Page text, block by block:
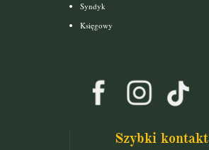
Syndyk
Księgowy
Szybki kontakt